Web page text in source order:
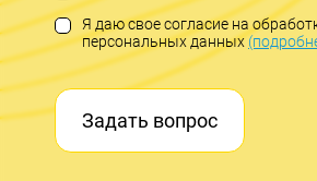
Я даю свое согласие на
персональных данных
Задать вопрос